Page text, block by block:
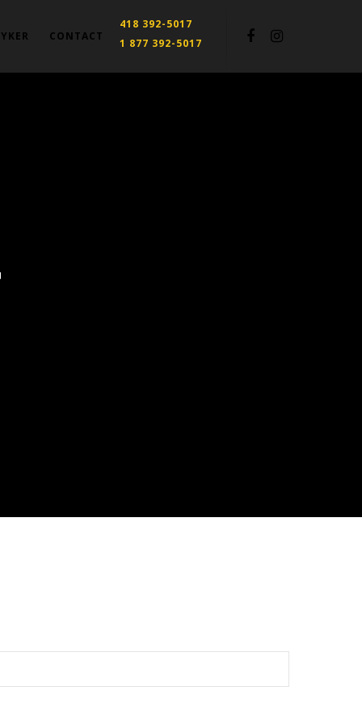
418 392-5017
1 877 392-5017
CONTACT